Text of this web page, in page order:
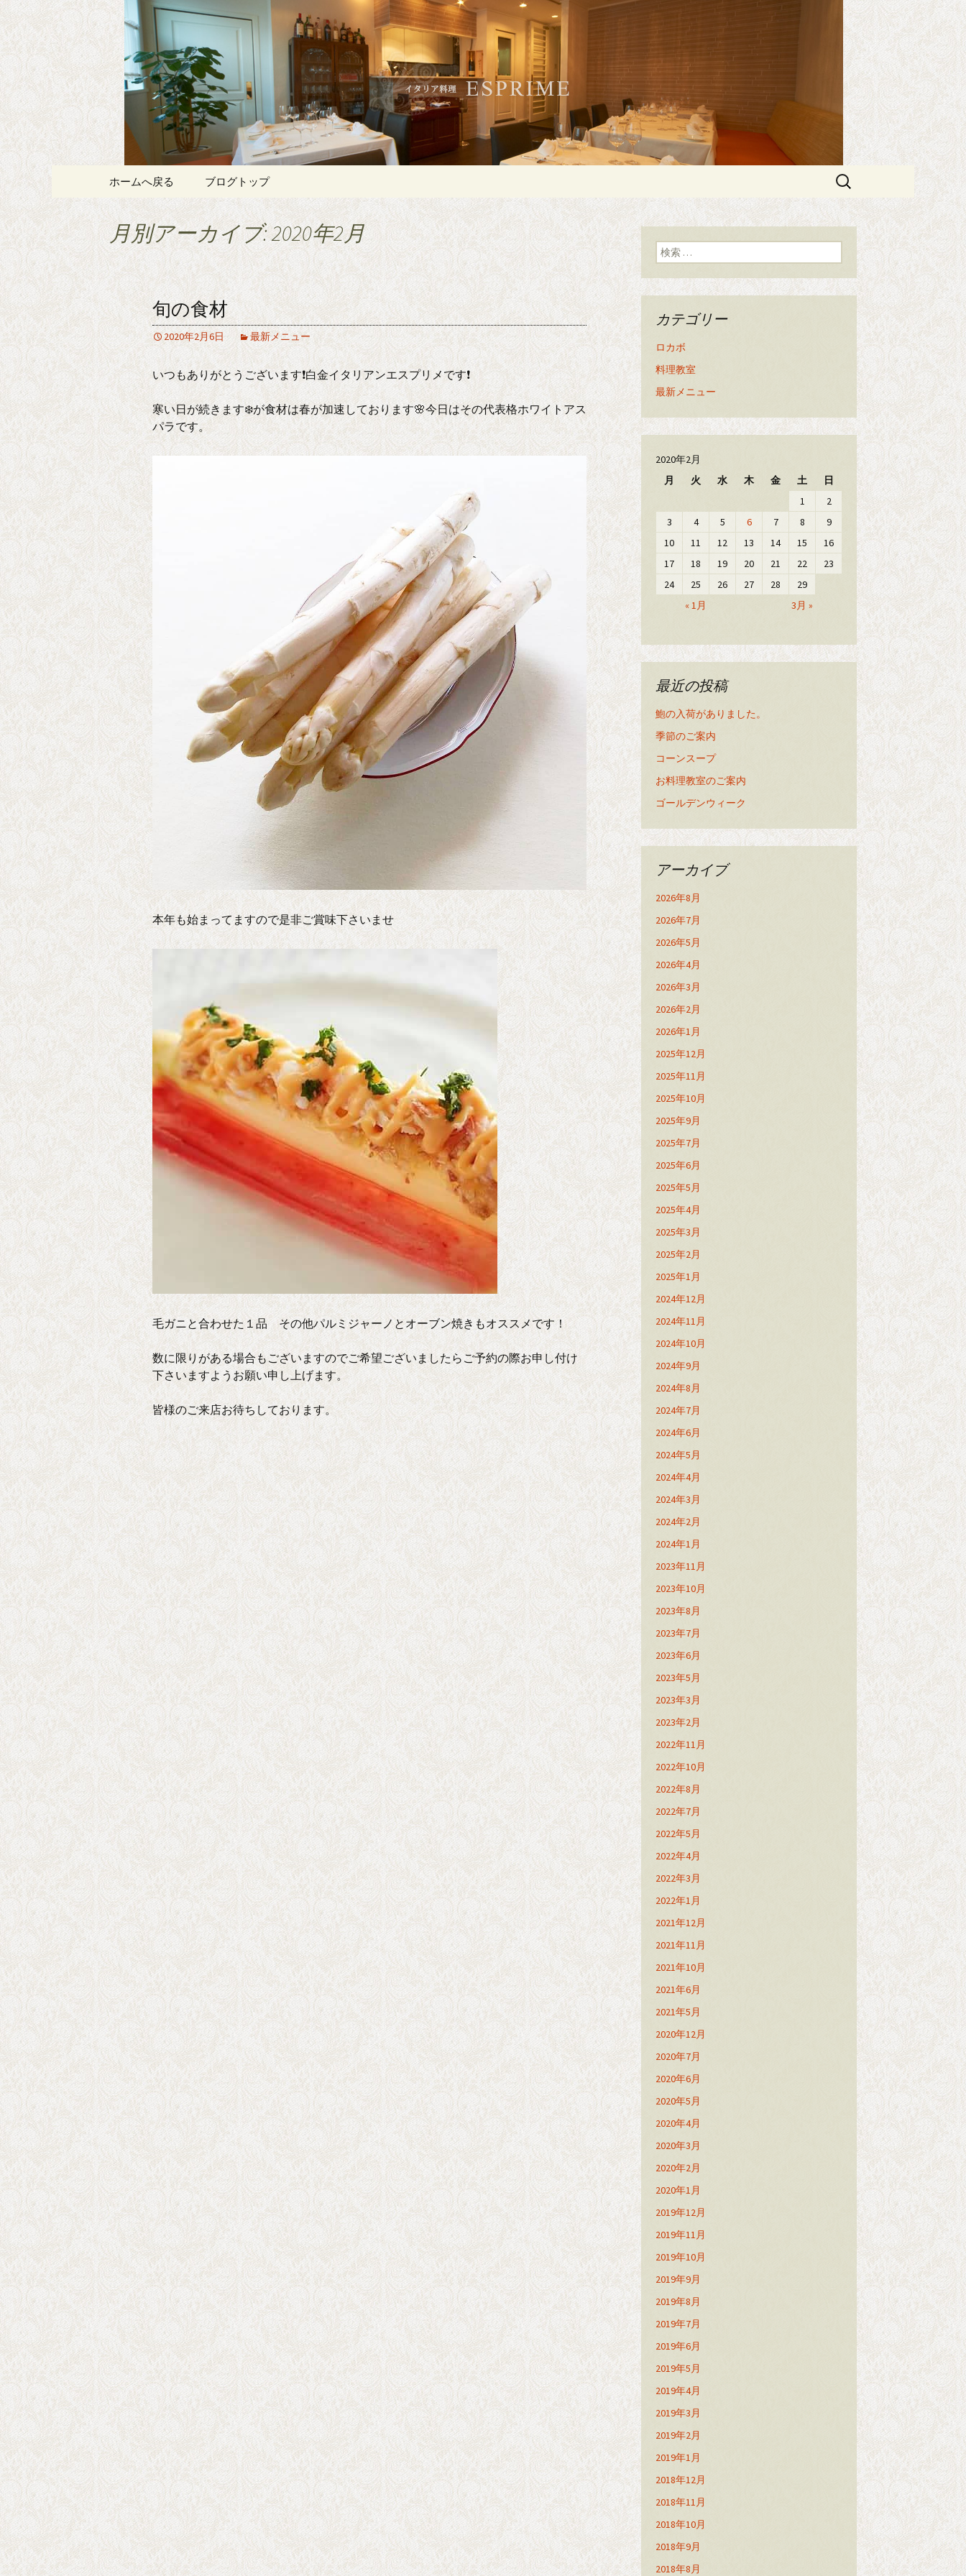
白金・広尾のイタリアン「ESPRIME（エ
スプリメ）」
記念日やデートにおすすめ、白金・広尾のイタリアン「ESPRIME（エスプリメ）」
コンテンツへ移動
ホームへ戻る ブログトップ
検
月別アーカイブ: 2020年2月
旬の食材
2020年2月6日 最新メニュー
いつもありがとうございます❗白金イタリアンエスプリメです❗
寒い日が続きます❄️が食材は春が加速しております🌸今日はその代表格ホワイトアス
パラです。
本年も始まってますので是非ご賞味下さいませ
毛ガニと合わせた１品 その他パルミジャーノとオーブン焼きもオススメです！
数に限りがある場合もございますのでご希望ございましたらご予約の際お申し付け
下さいますようお願い申し上げます。
皆様のご来店お待ちしております。
検索:
カテゴリー
ロカボ
料理教室
最新メニュー
2020年2月
月
火 水 木 金 土 日
« 1月 3月 »
1
2
3
4 5 6 7 8
9
10
11 12 13 14 15
16
17
18 19 20 21 22
23
24
25 26 27 28 29
最近の投稿
鮑の入荷がありました。
季節のご案内
コーンスープ
お料理教室のご案内
ゴールデンウィーク
アーカイブ
2026年8月
2026年7月
2026年5月
2026年4月
2026年3月
2026年2月
2026年1月
2025年12月
2025年11月
2025年10月
2025年9月
2025年7月
2025年6月
2025年5月
2025年4月
2025年3月
2025年2月
2025年1月
2024年12月
2024年11月
2024年10月
2024年9月
2024年8月
2024年7月
2024年6月
2024年5月
2024年4月
2024年3月
2024年2月
2024年1月
2023年11月
2023年10月
2023年8月
2023年7月
2023年6月
2023年5月
2023年3月
2023年2月
2022年11月
2022年10月
2022年8月
2022年7月
2022年5月
2022年4月
2022年3月
2022年1月
2021年12月
2021年11月
2021年10月
2021年6月
2021年5月
2020年12月
2020年7月
2020年6月
2020年5月
2020年4月
2020年3月
2020年2月
2020年1月
2019年12月
2019年11月
2019年10月
2019年9月
2019年8月
2019年7月
2019年6月
2019年5月
2019年4月
2019年3月
2019年2月
2019年1月
2018年12月
2018年11月
2018年10月
2018年9月
2018年8月